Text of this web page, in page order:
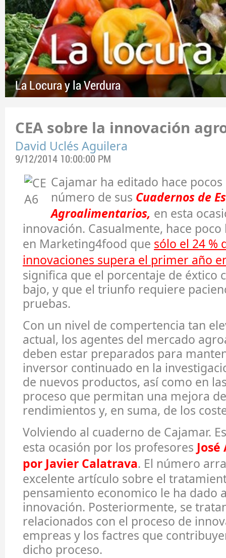
La Locura y la Verdura
CEA sobre la innovación
David Uclés Aguilera
9/12/2014 10:00:00 PM
Cajamar ha editado hace
número de sus Cuadernos de
Agroalimentarios, en esta
innovación. Casualmente, hace
en Marketing4food que sólo el 24 %
innovaciones supera el primer año
significa que el porcentaje de éxtico
bajo, y que el triunfo requiere
pruebas.
Con un nivel de compertencia tan
actual, los agentes del mercado
deben estar preparados para
inversor continuado en la
de nuevos productos, así como en
proceso que permitan una mejora
rendimientos y, en suma, de los
Volviendo al cuaderno de Cajamar.
esta ocasión por los profesores
por Javier Calatrava. El número
excelente artículo sobre el
pensamiento economico le ha dado
innovación. Posteriormente, se
relacionados con el proceso de
empreas y los factres que
dicho proceso.